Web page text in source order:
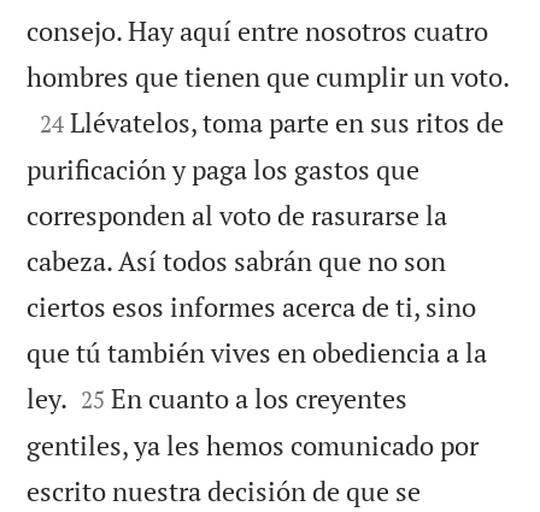
consejo. Hay aquí entre nosotros cuatro
hombres que tienen que cumplir un voto.

24 Llévatelos, toma parte en sus ritos de
purificación y paga los gastos que
corresponden al voto de rasurarse la
cabeza. Así todos sabrán que no son
ciertos esos informes acerca de ti, sino
que tú también vives en obediencia a la
ley. 

25 En cuanto a los creyentes
gentiles, ya les hemos comunicado por
escrito nuestra decisión de que se